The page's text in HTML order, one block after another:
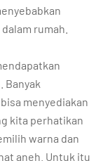
rumah.
Banyak
menyediakan
kita perhatikan
warna dan
aneh. Untuk itu